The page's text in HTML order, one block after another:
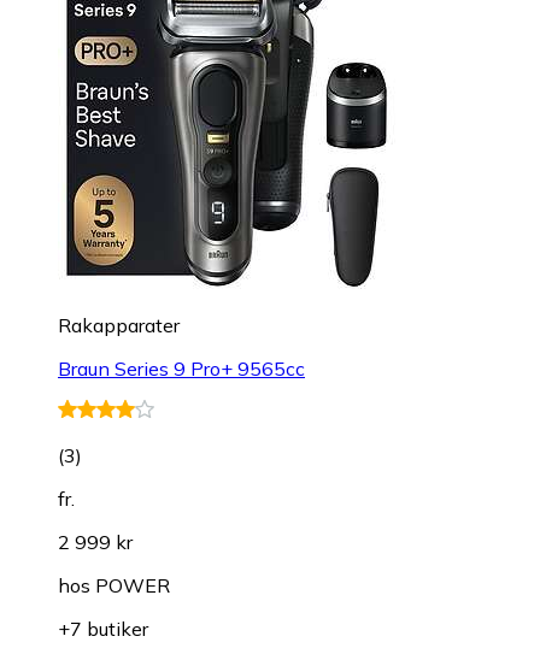
Rakapparater
Braun Series 9 Pro+ 9565cc
(3)
fr.
2 999 kr
hos POWER
+7 butiker